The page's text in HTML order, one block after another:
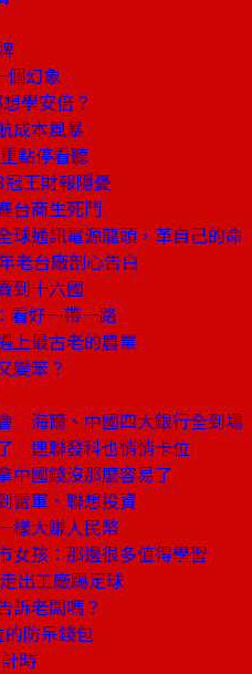
個幻象
學安倍？
成本風暴
點停看聽
王財報隱憂
台商生死鬥
通訊電源龍頭，革自己的命
老台廠剖心告白
到十六國
看好一帶一路
上最古老的農業
變笨？
海爾、中國四大銀行全到場
連聯發科也悄悄卡位
中國錢沒那麼容易了
雷軍、聯想投資
樣大賺人民幣
孩：那邊很多值得學習
出工廠踢足球
訴老闆嗎？
防呆錢包
時